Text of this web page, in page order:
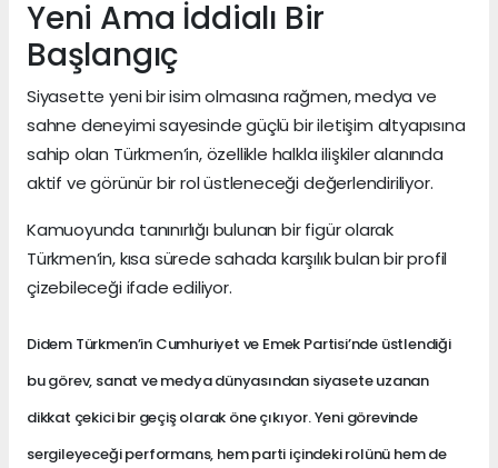
Yeni Ama İddialı Bir
Başlangıç
Siyasette yeni bir isim olmasına rağmen, medya ve
sahne deneyimi sayesinde güçlü bir iletişim altyapısına
sahip olan Türkmen’in, özellikle halkla ilişkiler alanında
aktif ve görünür bir rol üstleneceği değerlendiriliyor.
Kamuoyunda tanınırlığı bulunan bir figür olarak
Türkmen’in, kısa sürede sahada karşılık bulan bir profil
çizebileceği ifade ediliyor.
Didem Türkmen’in Cumhuriyet ve Emek Partisi’nde üstlendiği
bu görev, sanat ve medya dünyasından siyasete uzanan
dikkat çekici bir geçiş olarak öne çıkıyor. Yeni görevinde
sergileyeceği performans, hem parti içindeki rolünü hem de